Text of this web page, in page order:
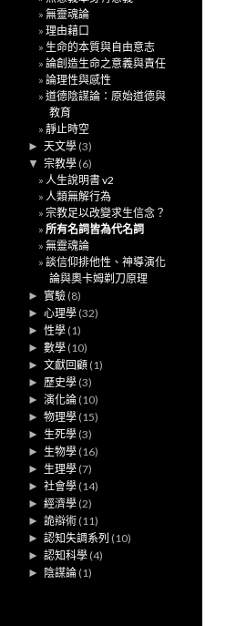
無靈魂論
理由藉口
生命的本質與自由意志
論創造生命之意義與責任
論理性與感性
道德陰謀論：原始道德與
教育
靜止時空
► 天文學 (3)
▼ 宗教學 (6)
人生說明書 v2
人類無解行為
宗教足以改變求生信念？
所有名詞皆為代名詞
無靈魂論
談信仰排他性、神導演化
論與奧卡姆剃刀原理
► 實驗 (8)
► 心理學 (32)
► 性學 (1)
► 數學 (10)
► 文獻回顧 (1)
► 歷史學 (3)
► 演化論 (10)
► 物理學 (15)
► 生死學 (3)
► 生物學 (16)
► 生理學 (7)
► 社會學 (14)
► 經濟學 (2)
► 詭辯術 (11)
► 認知失調系列 (10)
► 認知科學 (4)
► 陰謀論 (1)